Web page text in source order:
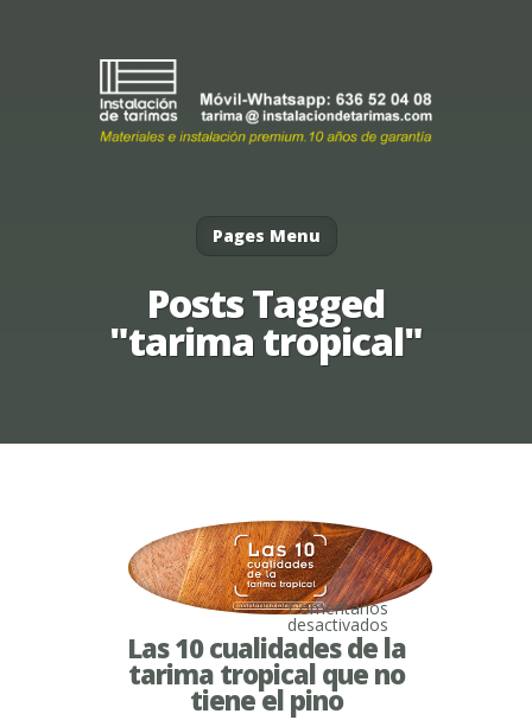
Pages Menu
Posts Tagged
"tarima tropical"
Comentarios
desactivados
Las
10
cualidades
de
Las 10 cualidades de la
tarima tropical que no
tiene el pino